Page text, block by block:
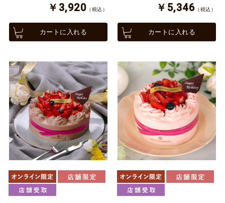
￥3,920 （税込）
カートに入れる
￥5,346 （税込）
カートに入れる